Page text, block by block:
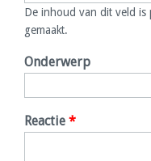
De inhoud van dit veld is
gemaakt.
Onderwerp
Reactie *